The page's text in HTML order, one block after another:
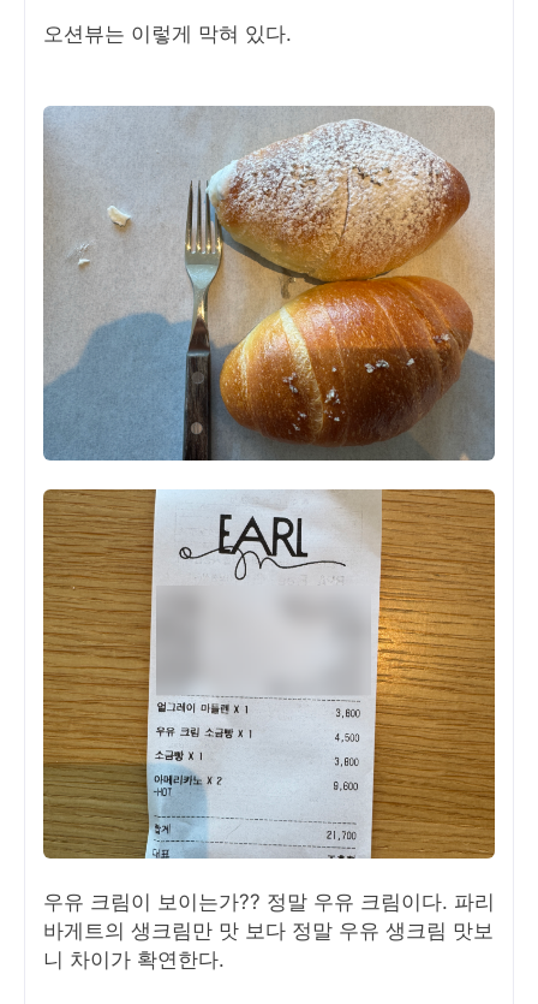
오션뷰는 이렇게 막혀 있다.
우유 크림이 보이는가?? 정말 우유 크림이다. 파리
바게트의 생크림만 맛 보다 정말 우유 생크림 맛보
니 차이가 확연한다.